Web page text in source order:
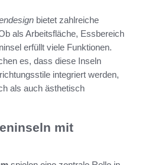
bietet zahlreiche
als Arbeitsfläche, Essbereich
erfüllt viele Funktionen.
es, dass diese Inseln
integriert werden,
als auch ästhetisch
mit